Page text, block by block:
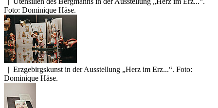
Foto: Dominique Häse.
| Erzgebirgskunst in der Ausstellung „Herz im Erz...“. Foto:
Dominique Häse.